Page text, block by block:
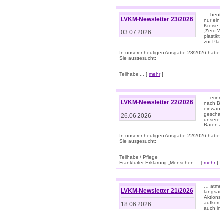
LVKM-Newsletter 23/2026
03.07.2026
…
nur
„Zero
zur
In unserer heutigen Ausgabe 23/2026
Sie ausgesucht:
Teilhabe ... [ mehr]
LVKM-Newsletter 22/2026
26.06.2026
…
nach
Bären
In unserer heutigen Ausgabe 22/2026
Sie ausgesucht:
Teilhabe / Pflege
Frankfurter Erklärung „Menschen ... [ mehr]
LVKM-Newsletter 21/2026
18.06.2026
…
auch